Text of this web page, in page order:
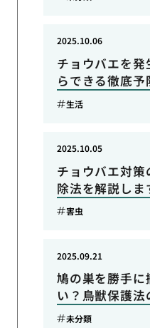
チョウバエを
らできる徹底予
2025.10.06
生活
チョウバエ対
除法を解説しま
2025.10.05
害虫
鳩の巣を勝手
い？鳥獣保護法
2025.09.21
未分類